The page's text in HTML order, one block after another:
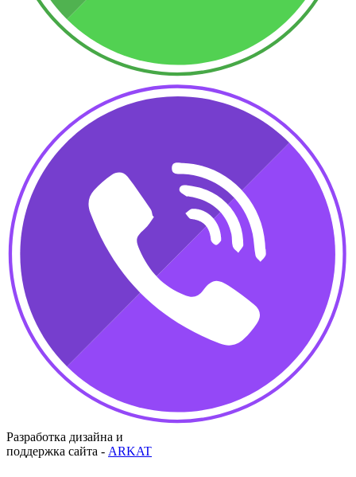
Разработка дизайна и
поддержка сайта - ARKAT